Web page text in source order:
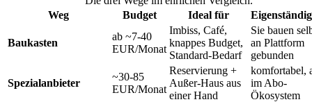
Weg
Budget Ideal für
Baukasten
ab ~7-40
EUR/Monat
Imbiss, Café,
knappes Budget,
Standard-Bedarf
Sie bauen
an Plattform
gebunden
Spezialanbieter
~30-85
EUR/Monat
Reservierung +
Außer-Haus aus
einer Hand
komfortabel,
im Abo-
Ökosystem